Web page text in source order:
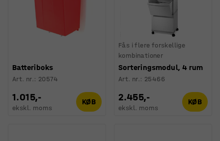
Batteriboks
Art. nr.: 20574
1.015,-
ekskl. moms
KØB
Fås i flere forskellige
kombinationer
Sorteringsmodul, 4 rum
Art. nr.: 25466
2.455,-
ekskl. moms
KØB